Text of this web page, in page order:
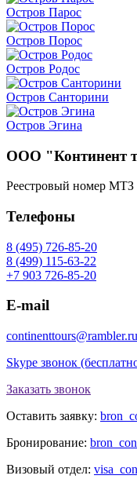
Остров Парос
Остров Порос
Остров Родос
Остров Санторини
Остров Эгина
ООО "Континент
Реестровый номер МТЗ
Телефоны
8 (495) 726-85-20
8 (499) 115-63-22
+7 903 726-85-20
E-mail
continenttours@rambler.ru
Skype звонок
Заказать звонок
Оставить заявку:
Бронирование:
Визовый отдел: